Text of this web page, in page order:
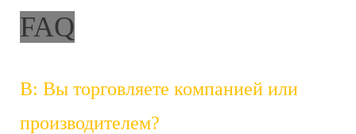
FAQ
В: Вы торговляете компанией или
производителем?